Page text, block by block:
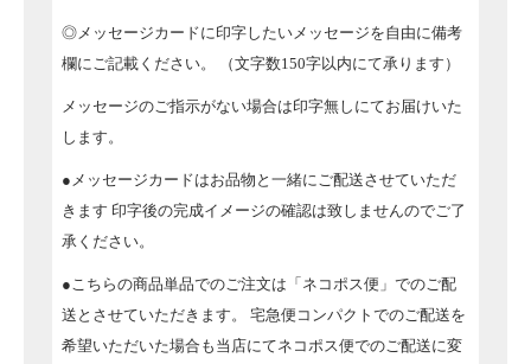
◎メッセージカードに印字したいメッセージを自由に備考
欄にご記載ください。
（文字数150字以内にて承ります）
メッセージのご指示がない場合は印字無しにてお届けいた
します。
●メッセージカードはお品物と一緒にご配送させていただ
きます 印字後の完成イメージの確認は致しませんのでご了
承ください。
●こちらの商品単品でのご注文は「ネコポス便」でのご配
送とさせていただきます。
宅急便コンパクトでのご配送を
希望いただいた場合も当店にてネコポス便でのご配送に変